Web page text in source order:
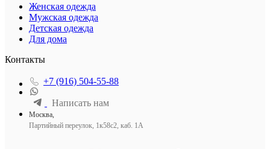
Женская одежда
Мужская одежда
Детская одежда
Для дома
Контакты
+7 (916) 504-55-88
Написать нам
Москва,
Партийный переулок, 1к58с2, каб. 1А